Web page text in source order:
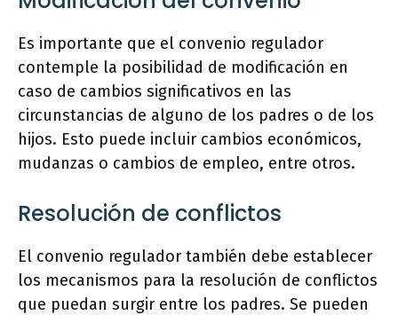
Es importante que el convenio regulador
contemple la posibilidad de modificación en
caso de cambios significativos en las
circunstancias de alguno de los padres o de los
hijos. Esto puede incluir cambios económicos,
mudanzas o cambios de empleo, entre otros.
Resolución de conflictos
El convenio regulador también debe establecer
los mecanismos para la resolución de conflictos
que puedan surgir entre los padres. Se pueden